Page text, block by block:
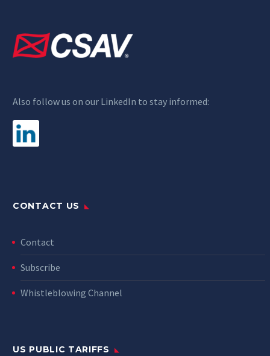
Also follow us on our LinkedIn to stay informed:
CONTACT US
Contact
Subscribe
Whistleblowing Channel
US PUBLIC TARIFFS